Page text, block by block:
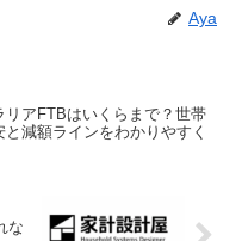
Aya
リアFTBはいくらまで？世帯
と減額ラインをわかりやすく
な